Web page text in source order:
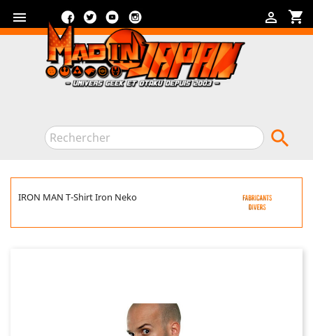
 shopping_cart

FacebookTwitterYouTube

IRON MAN T-Shirt Iron Neko